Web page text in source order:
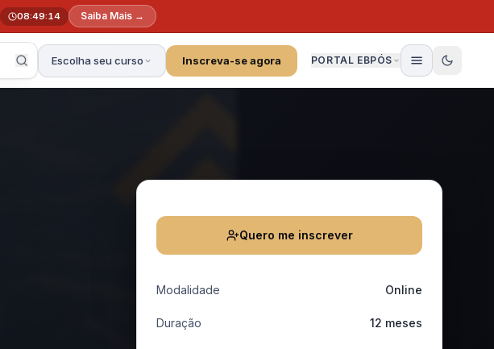
08:49:13 Saiba Mais →
Escolha seu curso Inscreva-se agora PORTAL EBPÓS
Quero me inscrever
Modalidade Online
Duração 12 meses